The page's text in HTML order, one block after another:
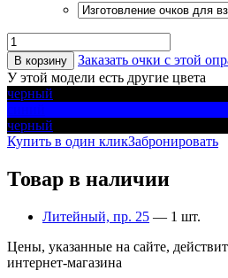
В корзину
Заказать очки с этой
У этой модели есть другие цвета
черный
черный
Купить в один кликЗабронировать
Товар в наличии
Литейный, пр. 25 — 1 шт.
Цены, указанные на сайте,
интернет-магазина